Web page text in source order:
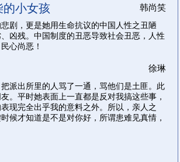
韩尚笑
的小女孩
剧，更是她用生命抗议的中国人性之丑陋
凶残。中国制度的丑恶导致社会丑恶，人性
心尚恶！
徐琳
派出所里的人骂了一通，骂他们是土匪。此
。平时她表面上一直都是反对我搞这些事，
现完全出乎我的意料之外。所以，亲人之
候才知道是不是对你好，所谓患难见真情，